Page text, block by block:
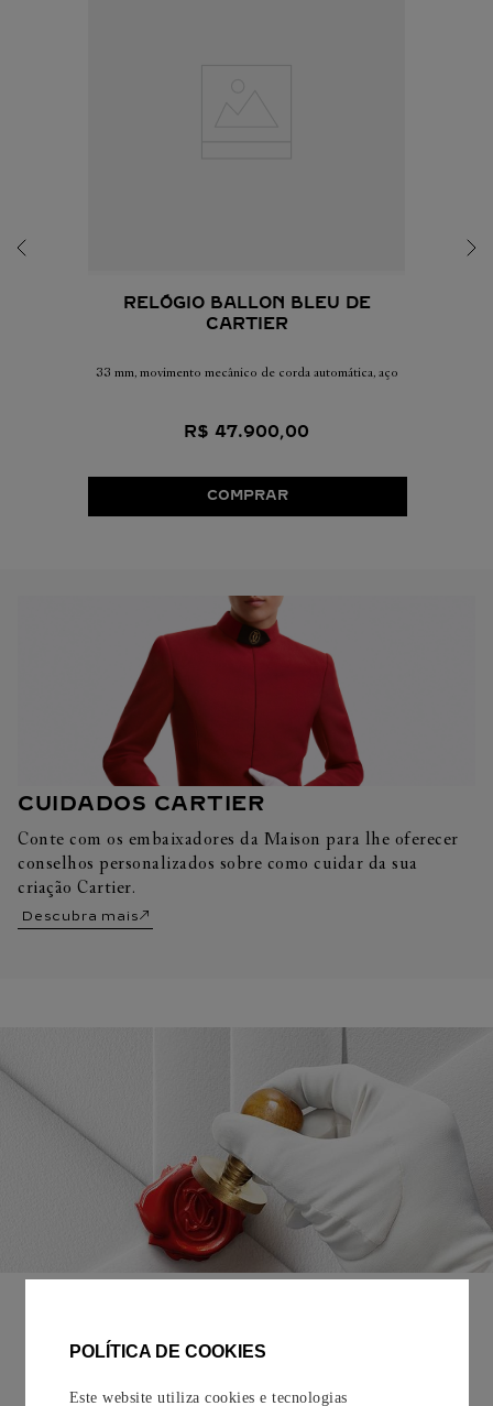
POLÍTICA DE COOKIES
Este website utiliza cookies e tecnologias
RELÓGIO BALLON BLEU DE
CARTIER
33 mm, movimento mecânico de corda automática, aço
R$ 47.900,00
COMPRAR
CUIDADOS CARTIER
Conte com os embaixadores da Maison para lhe oferecer
conselhos personalizados sobre como cuidar da sua
criação Cartier.
Descubra mais
cuidadosamente embrulhados para presente e oferecem a